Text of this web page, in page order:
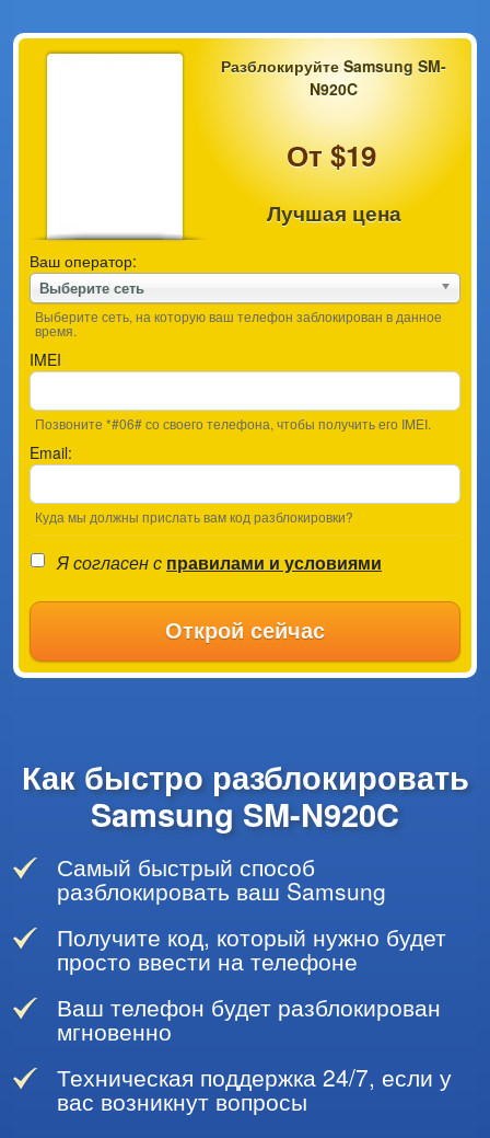
Разблокируйте Samsung SM-
N920C
От $19
Лучшая цена
Ваш оператор:
Выберите сеть
Выберите сеть, на которую ваш телефон заблокирован в данное
время.
IMEI
Позвоните *#06# со своего телефона, чтобы получить его IMEI.
Email:
Куда мы должны прислать вам код разблокировки?
Я согласен с правилами и условиями
Открой сейчас
Как быстро разблокировать
Samsung SM-N920C
Самый быстрый способ
разблокировать ваш Samsung
Получите код, который нужно будет
просто ввести на телефоне
Ваш телефон будет разблокирован
мгновенно
Техническая поддержка 24/7, если у
вас возникнут вопросы